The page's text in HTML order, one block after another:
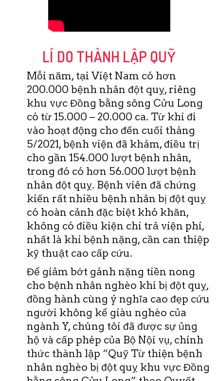
LÍ DO THÀNH LẬP QUỸ
Mỗi năm, tại Việt Nam có hơn
200.000 bệnh nhân đột quỵ, riêng
khu vực Đồng bằng sông Cửu Long
có từ 15.000 – 20.000 ca. Từ khi đi
vào hoạt động cho đến cuối tháng
5/2021, bệnh viện đã khám, điều trị
cho gần 154.000 lượt bệnh nhân,
trong đó có hơn 56.000 lượt bệnh
nhân đột quỵ. Bệnh viên đã chứng
kiến rất nhiều bệnh nhân bị đột quỵ
có hoàn cảnh đặc biệt khó khăn,
không có điều kiện chi trả viện phí,
nhất là khi bệnh nặng, cần can thiệp
kỹ thuật cao cấp cứu.
Để giảm bớt gánh nặng tiền nong
cho bệnh nhân nghèo khi bị đột quỵ,
đồng hành cùng ý nghĩa cao đẹp cứu
người không kể giàu nghèo của
ngành Y, chúng tôi đã được sự ủng
hộ và cấp phép của Bộ Nội vụ, chính
thức thành lập “Quỹ Từ thiện bệnh
nhân nghèo bị đột quỵ khu vực Đồng